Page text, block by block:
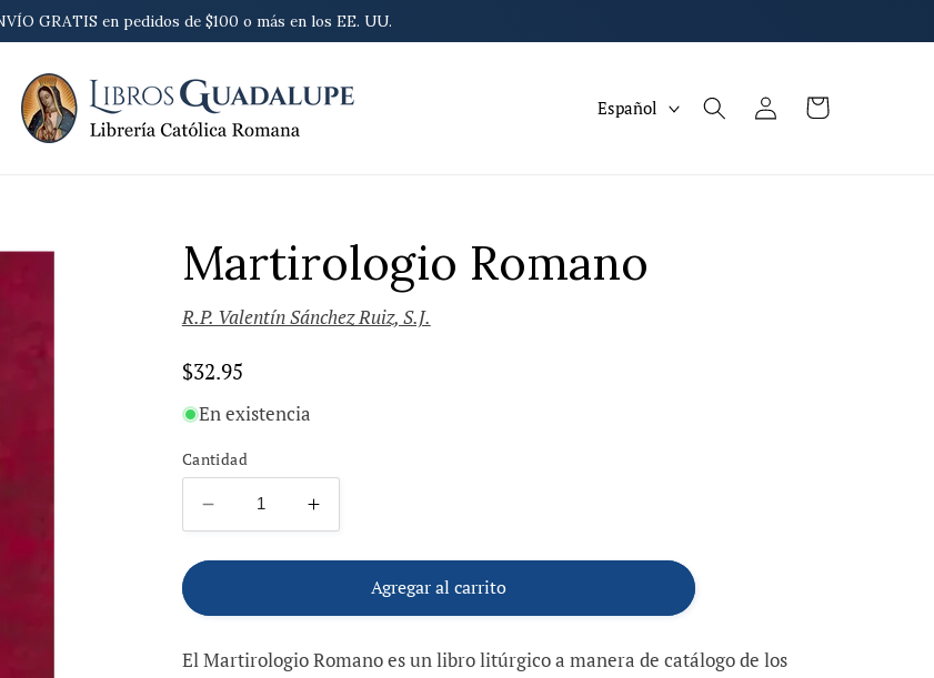
GRATIS en pedidos de $100 o más en los EE. UU.
a
Español
Iniciar
sesión
Carrito
Martirologio Romano
R.P. Valentín Sánchez Ruiz, S.J.
Precio
habitual
$32.95
En existencia
Cantidad
Reducir
cantidad
para
Romano
Aumentar
cantidad
para
Martirologio
Romano
Agregar al carrito
El Martirologio Romano es un libro litúrgico a manera de catálogo de los